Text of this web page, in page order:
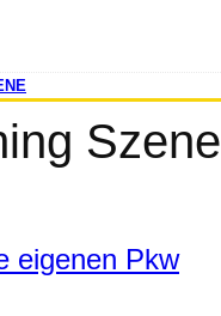
Szene
eigenen Pkw